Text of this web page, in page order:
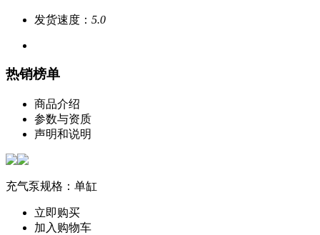
发货速度： 5.0
热销榜单
商品介绍
参数与资质
声明和说明
充气泵规格：单缸
立即购买
加入购物车